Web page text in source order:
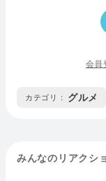
会員
カテゴリ : グルメ
みんなのリアクシ